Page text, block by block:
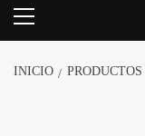
INICIO PRODUCTOS